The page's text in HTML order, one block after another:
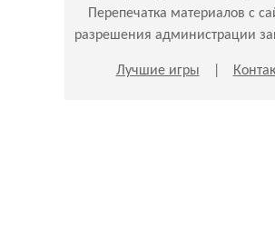
Перепечатка материалов с
разрешения администрации
Лучшие игры